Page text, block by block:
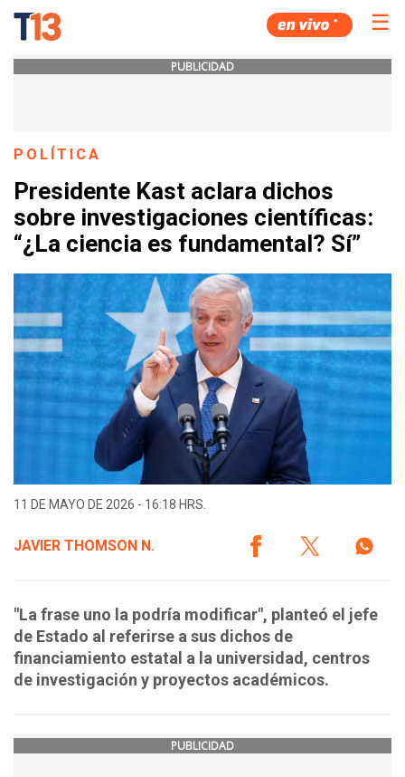
☰
PUBLICIDAD
POLÍTICA
Presidente Kast aclara dichos
sobre investigaciones científicas:
“¿La ciencia es fundamental? Sí”
11 DE MAYO DE 2026 - 16:18 HRS.
JAVIER THOMSON N.
"La frase uno la podría modificar", planteó el jefe
de Estado al referirse a sus dichos de
financiamiento estatal a la universidad, centros
de investigación y proyectos académicos.
PUBLICIDAD